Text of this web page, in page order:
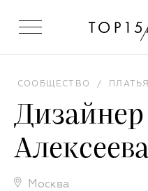
СООБЩЕСТВО / ПЛАТЬЯ
Москва